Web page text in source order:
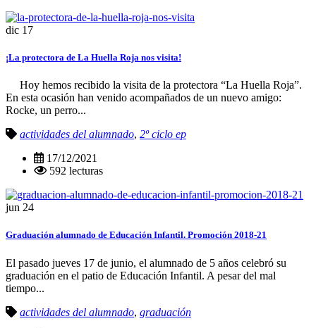
dic 17
¡La protectora de La Huella Roja nos visita!
Hoy hemos recibido la visita de la protectora “La Huella Roja”.
En esta ocasión han venido acompañados de un nuevo amigo:
Rocke, un perro...
actividades del alumnado, 2º ciclo ep
17/12/2021
592 lecturas
jun 24
Graduación alumnado de Educación Infantil. Promoción 2018-21
El pasado jueves 17 de junio, el alumnado de 5 años celebró su
graduación en el patio de Educación Infantil. A pesar del mal
tiempo...
actividades del alumnado, graduación